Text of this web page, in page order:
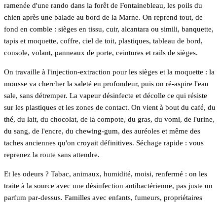
ramenée d'une rando dans la forêt de Fontainebleau, les poils du
chien après une balade au bord de la Marne. On reprend tout, de
fond en comble : sièges en tissu, cuir, alcantara ou simili, banquette,
tapis et moquette, coffre, ciel de toit, plastiques, tableau de bord,
console, volant, panneaux de porte, ceintures et rails de sièges.
On travaille à l'injection-extraction pour les sièges et la moquette : la
mousse va chercher la saleté en profondeur, puis on ré-aspire l'eau
sale, sans détremper. La vapeur désinfecte et décolle ce qui résiste
sur les plastiques et les zones de contact. On vient à bout du café, du
thé, du lait, du chocolat, de la compote, du gras, du vomi, de l'urine,
du sang, de l'encre, du chewing-gum, des auréoles et même des
taches anciennes qu'on croyait définitives. Séchage rapide : vous
reprenez la route sans attendre.
Et les odeurs ? Tabac, animaux, humidité, moisi, renfermé : on les
traite à la source avec une désinfection antibactérienne, pas juste un
parfum par-dessus. Familles avec enfants, fumeurs, propriétaires